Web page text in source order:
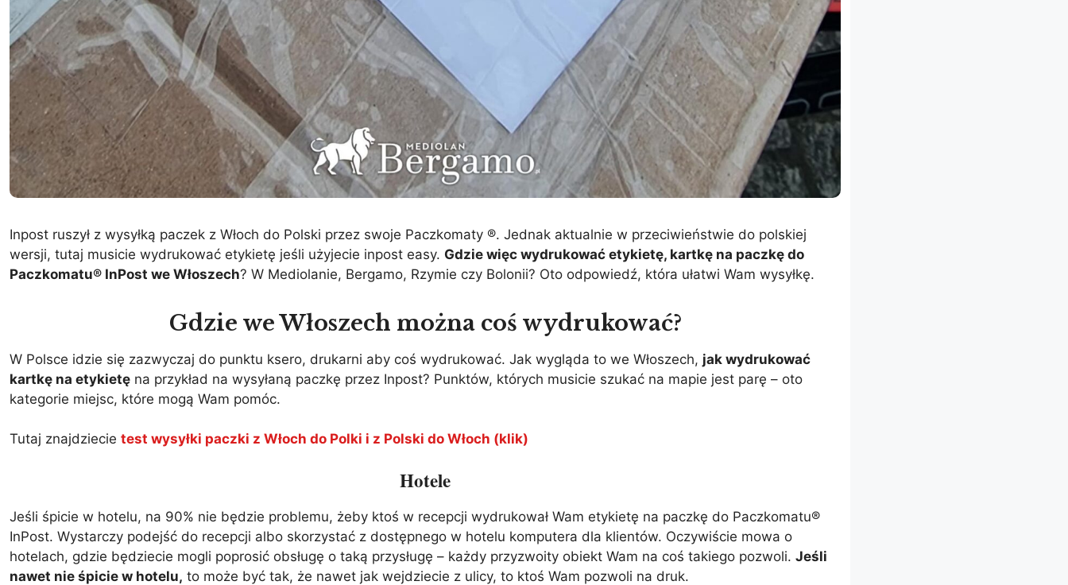
Inpost ruszył z wysyłką paczek z Włoch do Polski przez swoje Paczkomaty ®. Jednak aktualnie w przeciwieństwie do polskiej
wersji, tutaj musicie wydrukować etykietę jeśli użyjecie inpost easy. Gdzie więc wydrukować etykietę, kartkę na paczkę do
Paczkomatu® InPost we Włoszech? W Mediolanie, Bergamo, Rzymie czy Bolonii? Oto odpowiedź, która ułatwi Wam wysyłkę.
Gdzie we Włoszech można coś wydrukować?
W Polsce idzie się zazwyczaj do punktu ksero, drukarni aby coś wydrukować. Jak wygląda to we Włoszech, jak wydrukować
kartkę na etykietę na przykład na wysyłaną paczkę przez Inpost? Punktów, których musicie szukać na mapie jest parę – oto
kategorie miejsc, które mogą Wam pomóc.
Tutaj znajdziecie test wysyłki paczki z Włoch do Polki i z Polski do Włoch (klik)
Hotele
Jeśli śpicie w hotelu, na 90% nie będzie problemu, żeby ktoś w recepcji wydrukował Wam etykietę na paczkę do Paczkomatu®
InPost. Wystarczy podejść do recepcji albo skorzystać z dostępnego w hotelu komputera dla klientów. Oczywiście mowa o
hotelach, gdzie będziecie mogli poprosić obsługę o taką przysługę – każdy przyzwoity obiekt Wam na coś takiego pozwoli. Jeśli
nawet nie śpicie w hotelu, to może być tak, że nawet jak wejdziecie z ulicy, to ktoś Wam pozwoli na druk.